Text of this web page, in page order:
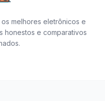
melhores eletrônicos e
honestos e comparativos